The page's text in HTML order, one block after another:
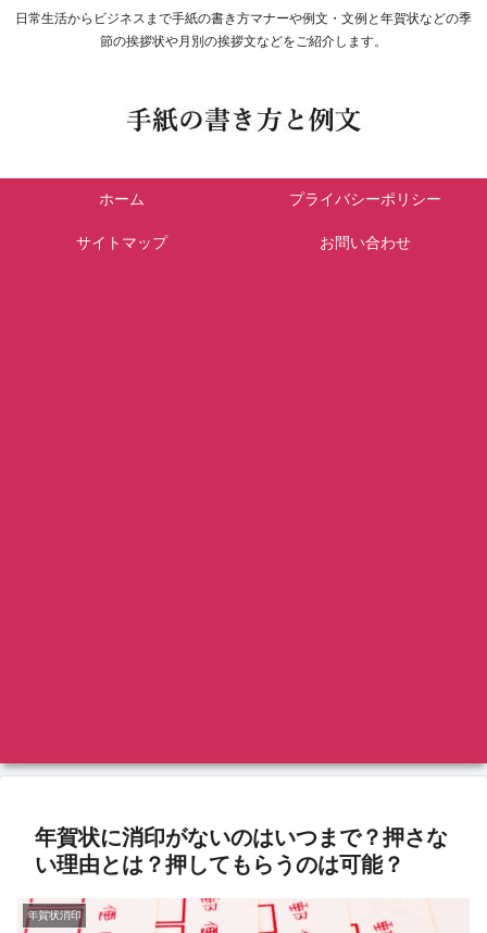
日常生活からビジネスまで手紙の書き方マナーや例文・文例と年賀状などの季
節の挨拶状や月別の挨拶文などをご紹介します。
ホーム プライバシーポリシー
サイトマップ お問い合わせ
年賀状に消印がないのはいつまで？押さな
い理由とは？押してもらうのは可能？
年賀状消印